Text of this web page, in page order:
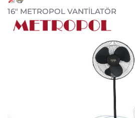
16" METROPOL VANTİLATÖR